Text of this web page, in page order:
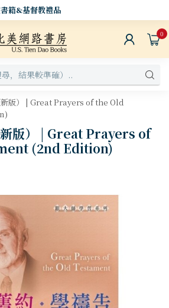
籍&基督教禮品
0
新版） | Great Prayers of the Old
版） | Great Prayers of
(2nd Edition)